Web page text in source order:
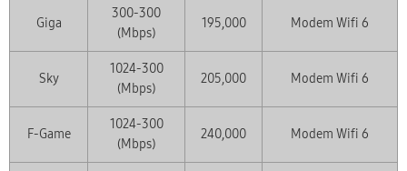
Giga
300-300
(Mbps)
195,000 Modem Wifi 6
Sky
1024-300
(Mbps)
205,000 Modem Wifi 6
F-Game
1024-300
(Mbps)
240,000 Modem Wifi 6